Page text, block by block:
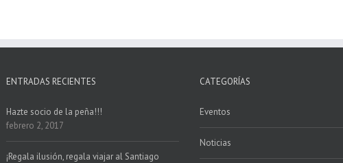
ENTRADAS RECIENTES
Hazte socio de la peña!!!
febrero 2, 2017
¡Regala ilusión, regala viajar al Santiago
CATEGORÍAS
Eventos
Noticias